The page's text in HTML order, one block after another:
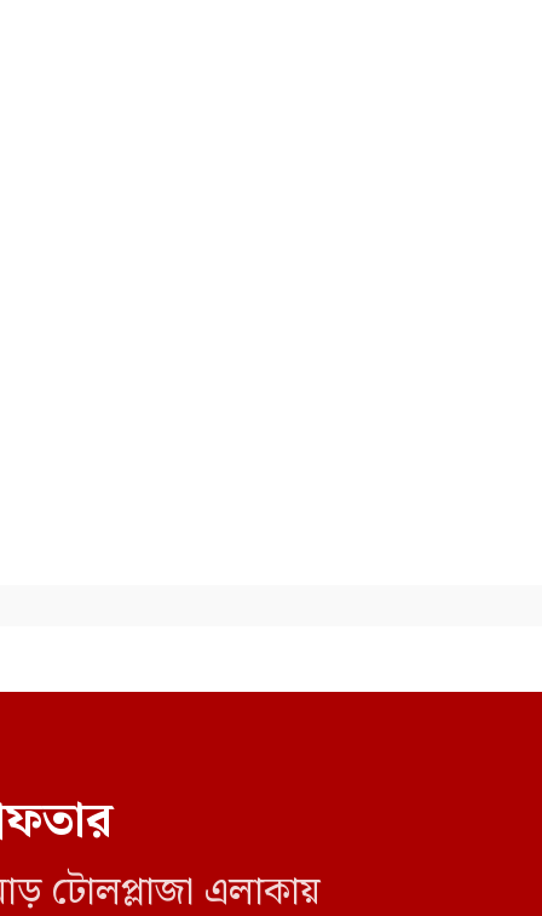
টোলপ্লাজা এলাকায়